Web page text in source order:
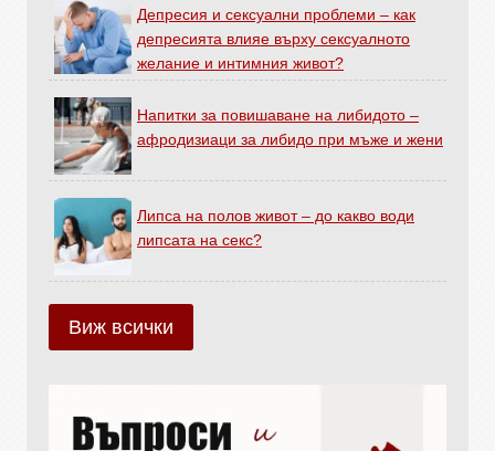
Депресия и сексуални проблеми – как
депресията влияе върху сексуалното
желание и интимния живот?
Напитки за повишаване на либидото –
афродизиаци за либидо при мъже и жени
Липса на полов живот – до какво води
липсата на секс?
Виж всички